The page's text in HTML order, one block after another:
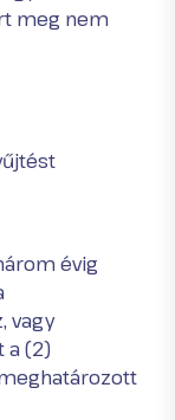
meg nem
évig
vagy
a (2)